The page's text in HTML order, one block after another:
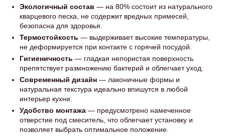
Экологичный состав — на 80% состоит из натурального
кварцевого песка, не содержит вредных примесей,
безопасна для здоровья.
Термостойкость — выдерживает высокие температуры,
не деформируется при контакте с горячей посудой.
Гигиеничность — гладкая непористая поверхность
препятствует размножению бактерий и облегчает уход.
Современный дизайн — лаконичные формы и
натуральная текстура идеально впишутся в любой
интерьер кухни.
Удобство монтажа — предусмотрено намеченное
отверстие под смеситель, что облегчает установку и
позволяет выбрать оптимальное положение.